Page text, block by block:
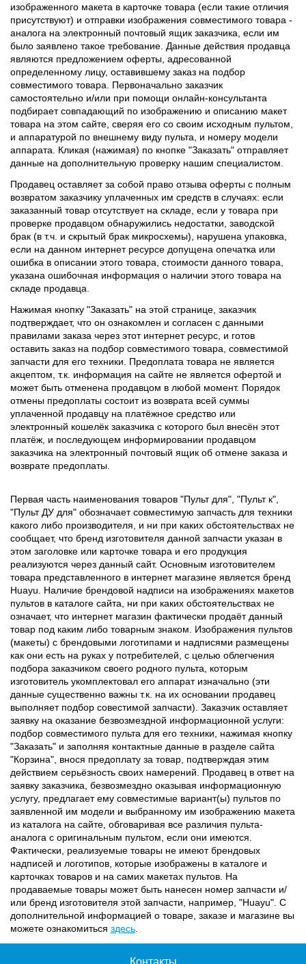
изображенного макета в карточке товара (если такие отличия
присутствуют) и отправки изображения совместимого товара -
аналога на электронный почтовый ящик заказчика, если им
было заявлено такое требование. Данные действия продавца
являются предложением оферты, адресованной
определенному лицу, оставившему заказ на подбор
совместимого товара. Первоначально заказчик
самостоятельно и/или при помощи онлайн-консультанта
подбирает совпадающий по изображению и описанию макет
товара на этом сайте, сверяя его со своим исходным пультом,
и аппаратурой по внешнему виду пульта, и номеру модели
аппарата. Кликая (нажимая) по кнопке "Заказать" отправляет
данные на дополнительную проверку нашим специалистом.
Продавец оставляет за собой право отзыва оферты с полным
возвратом заказчику уплаченных им средств в случаях: если
заказанный товар отсутствует на складе, если у товара при
проверке продавцом обнаружились недостатки, заводской
брак (в т.ч. и скрытый брак микросхемы), нарушена упаковка,
если на данном интернет ресурсе допущена опечатка или
ошибка в описании этого товара, стоимости данного товара,
указана ошибочная информация о наличии этого товара на
складе продавца.
Нажимая кнопку "Заказать" на этой странице, заказчик
подтверждает, что он ознакомлен и согласен с данными
правилами заказа через этот интернет ресурс, и готов
оставить заказ на подбор совместимого товара, совместимой
запчасти для его техники. Предоплата товара не является
акцептом, т.к. информация на сайте не является офертой и
может быть отменена продавцом в любой момент. Порядок
отмены предоплаты состоит из возврата всей суммы
уплаченной продавцу на платёжное средство или
электронный кошелёк заказчика с которого был внесён этот
платёж, и последующем информировании продавцом
заказчика на электронный почтовый ящик об отмене заказа и
возврате предоплаты.
Первая часть наименования товаров "Пульт для", "Пульт к",
"Пульт ДУ для" обозначает совместимую запчасть для техники
какого либо производителя, и ни при каких обстоятельствах не
сообщает, что бренд изготовителя данной запчасти указан в
этом заголовке или карточке товара и его продукция
реализуются через данный сайт. Основным изготовителем
товара представленного в интернет магазине является бренд
Huayu. Наличие брендовой надписи на изображениях макетов
пультов в каталоге сайта, ни при каких обстоятельствах не
означает, что интернет магазин фактически продаёт данный
товар под каким либо товарным знаком. Изображения пультов
(макеты) с брендовыми логотипами и надписями размещены
как они есть на руках у потребителей, с целью облегчения
подбора заказчиком своего родного пульта, которым
изготовитель укомплектовал его аппарат изначально (эти
данные существенно важны т.к. на их основании продавец
выполняет подбор совестимой запчасти). Заказчик оставляет
заявку на оказание безвозмездной информационной услуги:
подбор совместимого пульта для его техники, нажимая кнопку
"Заказать" и заполняя контактные данные в разделе сайта
"Корзина", внося предоплату за товар, подтверждая этим
действием серьёзность своих намерений. Продавец в ответ на
заявку заказчика, безвозмездно оказывая информационную
услугу, предлагает ему совместимые вариант(ы) пультов по
заявленной им модели и выбранному им изображению макета
из каталога на сайте, обговаривая все различия пульта-
аналога с оригинальным пультом, если они имеются.
Фактически, реализуемые товары не имеют брендовых
надписей и логотипов, которые изображены в каталоге и
карточках товаров и на самих макетах пультов. На
продаваемые товары может быть нанесен номер запчасти и/
или бренд изготовителя этой запчасти, например, "Huayu". С
дополнительной информацией о товаре, заказе и магазине вы
можете ознакомиться здесь
Контакты